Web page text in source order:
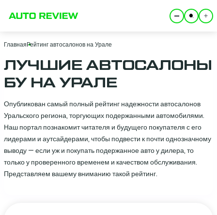
ГлавнаяРейтинг автосалонов на Урале
ЛУЧШИЕ АВТОСАЛОНЫ
БУ НА УРАЛЕ
Опубликован самый полный рейтинг надежности автосалонов
Уральского региона, торгующих подержанными автомобилями.
Наш портал познакомит читателя и будущего покупателя с его
лидерами и аутсайдерами, чтобы подвести к почти однозначному
выводу — если уж и покупать подержанное авто у дилера, то
только у проверенного временем и качеством обслуживания.
Представляем вашему вниманию такой рейтинг.